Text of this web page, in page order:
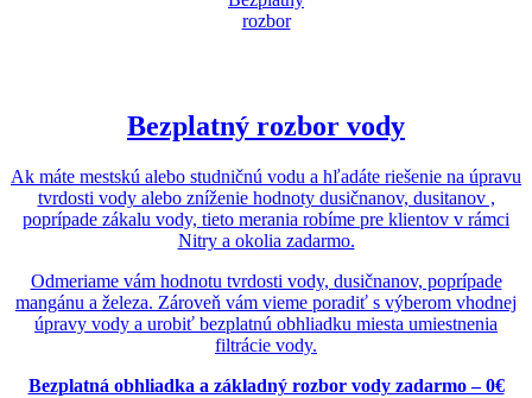
Bezplatný rozbor vody
Ak máte mestskú alebo studničnú vodu a hľadáte riešenie na úpravu
tvrdosti vody alebo zníženie hodnoty dusičnanov, dusitanov ,
poprípade zákalu vody, tieto merania robíme pre klientov v rámci
Nitry a okolia zadarmo.
Odmeriame vám hodnotu tvrdosti vody, dusičnanov, poprípade
mangánu a železa. Zároveň vám vieme poradiť s výberom vhodnej
úpravy vody a urobiť bezplatnú obhliadku miesta umiestnenia
filtrácie vody.
Bezplatná obhliadka a základný rozbor vody zadarmo – 0€